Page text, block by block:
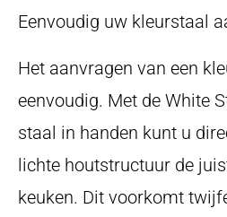
Eenvoudig uw kleurstaal
Het aanvragen van een
eenvoudig. Met de White
staal in handen kunt u
lichte houtstructuur de
keuken. Dit voorkomt